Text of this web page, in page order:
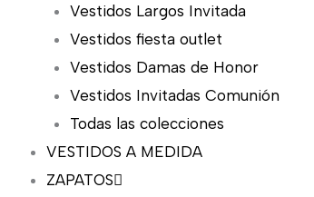
Vestidos Largos Invitada
Vestidos fiesta outlet
Vestidos Damas de Honor
Vestidos Invitadas Comunión
Todas las colecciones
VESTIDOS A MEDIDA
ZAPATOS